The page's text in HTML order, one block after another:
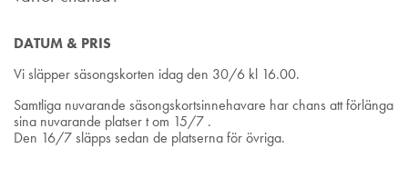
DATUM & PRIS
Vi släpper säsongskorten idag den 30/6 kl 16.00.
Samtliga nuvarande säsongskortsinnehavare har chans att förlänga
sina nuvarande platser t om 15/7 .
Den 16/7 släpps sedan de platserna för övriga.